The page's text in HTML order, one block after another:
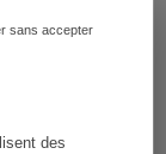
des
sans accepter